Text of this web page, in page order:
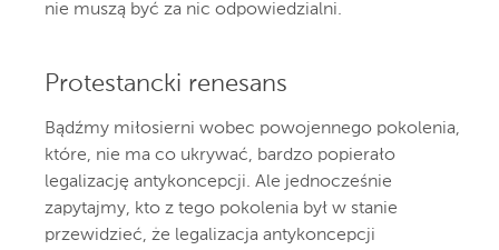
nie muszą być za nic odpowiedzialni.
Protestancki renesans
Bądźmy miłosierni wobec powojennego pokolenia,
które, nie ma co ukrywać, bardzo popierało
legalizację antykoncepcji. Ale jednocześnie
zapytajmy, kto z tego pokolenia był w stanie
przewidzieć, że legalizacja antykoncepcji